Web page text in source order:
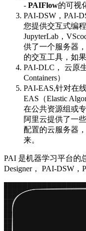
- PAIFlow的可视
PAI-DSW，PAI-
您提供交互式编
JupyterLab，
供了一个服务器，
的交互工具，如
PAI-DLC， 云原
Containers）
PAI-EAS,针对在
EAS（Elastic
在公共资源组或
阿里云提供了一
配置的云服务器
来。
PAI 是机器学习平台的
Designer， PAI-DSW，